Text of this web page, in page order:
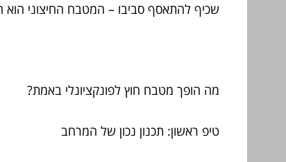
שכיף להתאסף סביבו – המטבח החיצוני הוא
מה הופך מטבח חוץ לפונקציונלי באמת?
טיפ ראשון: תכנון נכון של המרחב